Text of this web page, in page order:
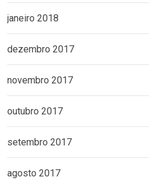
janeiro 2018
dezembro 2017
novembro 2017
outubro 2017
setembro 2017
agosto 2017